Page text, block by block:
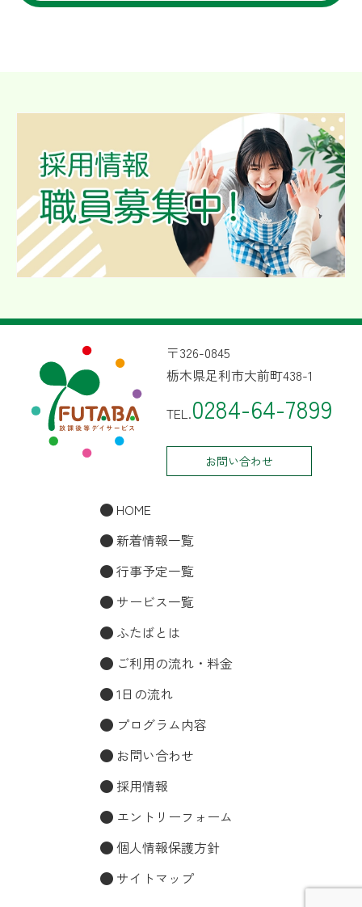
〒326-0845
栃木県足利市大前町438-1
TEL.0284-64-7899
お問い合わせ
HOME
新着情報一覧
行事予定一覧
サービス一覧
ふたばとは
ご利用の流れ・料金
1日の流れ
プログラム内容
お問い合わせ
採用情報
エントリーフォーム
個人情報保護方針
サイトマップ